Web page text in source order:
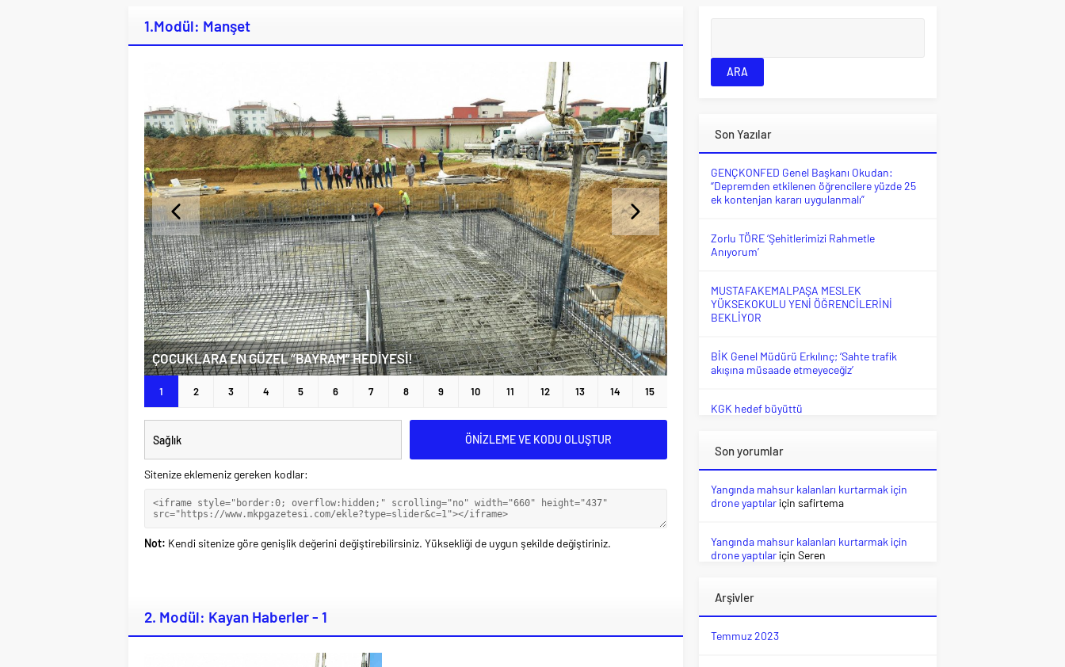
1.Modül: Manşet
Sitenize eklemeniz gereken kodlar:
Not: Kendi sitenize göre genişlik değerini değiştirebilirsiniz. Yüksekliği de uygun şekilde değiştiriniz.
2. Modül: Kayan Haberler - 1
Son Yazılar
GENÇKONFED Genel Başkanı Okudan:
“Depremden etkilenen öğrencilere yüzde 25
ek kontenjan kararı uygulanmalı”
Zorlu TÖRE ‘Şehitlerimizi Rahmetle
Anıyorum’
MUSTAFAKEMALPAŞA MESLEK
YÜKSEKOKULU YENİ ÖĞRENCİLERİNİ
BEKLİYOR
BİK Genel Müdürü Erkılınç; ‘Sahte trafik
akışına müsaade etmeyeceğiz’
KGK hedef büyüttü
Son yorumlar
Yangında mahsur kalanları kurtarmak için
drone yaptılariçin safirtema
Yangında mahsur kalanları kurtarmak için
drone yaptılariçin Seren
Arşivler
Temmuz 2023